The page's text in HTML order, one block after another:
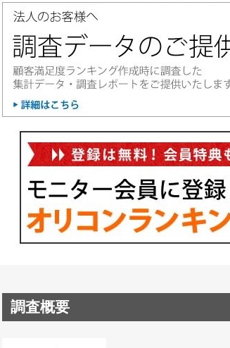
調査概要